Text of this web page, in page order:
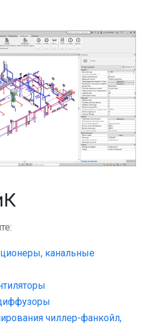
канальные
чиллер-фанкойл,